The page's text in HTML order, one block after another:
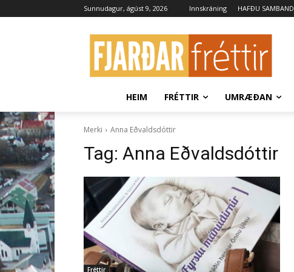
Sunnudagur, ágúst 9, 2026 Innskráning HAFÐU SAMBAND
HEIM FRÉTTIR UMRÆÐAN
Merki Anna Eðvaldsdóttir
Tag: Anna Eðvaldsdóttir
Fréttir